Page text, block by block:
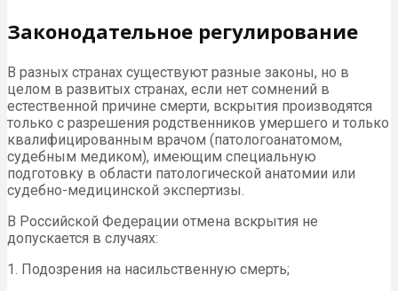
Законодательное регулирование
В разных странах существуют разные законы, но в
целом в развитых странах, если нет сомнений в
естественной причине смерти, вскрытия производятся
только с разрешения родственников умершего и только
квалифицированным врачом (патологоанатомом,
судебным медиком), имеющим специальную
подготовку в области патологической анатомии или
судебно-медицинской экспертизы.
В Российской Федерации отмена вскрытия не
допускается в случаях:
1. Подозрения на насильственную смерть;